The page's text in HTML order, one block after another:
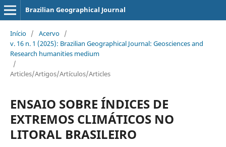
Brazilian Geographical Journal
Início / Acervo /
v. 16 n. 1 (2025): Brazilian Geographical Journal: Geosciences and
Research humanities medium
/
Articles/Artigos/Artículos/Articles
ENSAIO SOBRE ÍNDICES DE
EXTREMOS CLIMÁTICOS NO
LITORAL BRASILEIRO